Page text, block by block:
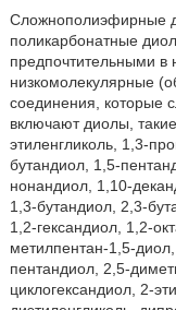
Сложнополиэфирные
поликарбонатные
предпочтительными
низкомолекулярные
соединения, которые
включают диолы,
этиленгликоль, 1,3-
бутандиол, 1,5-
нонандиол, 1,10-
1,3-бутандиол, 2,3-
1,2-гександиол, 1,2-
метилпентан-1,5-
пентандиол, 2,5-
циклогександиол, 2-